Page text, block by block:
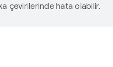
çevirilerinde hata olabilir.